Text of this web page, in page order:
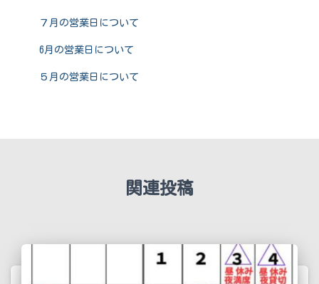
７月の営業日について
6月の営業日について
５月の営業日について
関連投稿